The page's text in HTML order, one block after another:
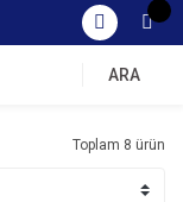
ARA
Toplam 8 ürün